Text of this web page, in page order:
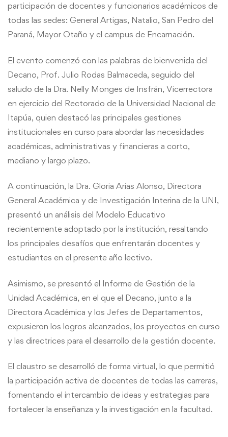
el
nuevo
semestre
participación de docentes y funcionarios académicos de
todas las sedes: General Artigas, Natalio, San Pedro del
Paraná, Mayor Otaño y el campus de Encarnación.
El evento comenzó con las palabras de bienvenida del
Decano, Prof. Julio Rodas Balmaceda, seguido del
saludo de la Dra. Nelly Monges de Insfrán, Vicerrectora
en ejercicio del Rectorado de la Universidad Nacional de
Itapúa, quien destacó las principales gestiones
institucionales en curso para abordar las necesidades
académicas, administrativas y financieras a corto,
mediano y largo plazo.
A continuación, la Dra. Gloria Arias Alonso, Directora
General Académica y de Investigación Interina de la UNI,
presentó un análisis del Modelo Educativo
recientemente adoptado por la institución, resaltando
los principales desafíos que enfrentarán docentes y
estudiantes en el presente año lectivo.
Asimismo, se presentó el Informe de Gestión de la
Unidad Académica, en el que el Decano, junto a la
Directora Académica y los Jefes de Departamentos,
expusieron los logros alcanzados, los proyectos en curso
y las directrices para el desarrollo de la gestión docente.
El claustro se desarrolló de forma virtual, lo que permitió
la participación activa de docentes de todas las carreras,
fomentando el intercambio de ideas y estrategias para
fortalecer la enseñanza y la investigación en la facultad.